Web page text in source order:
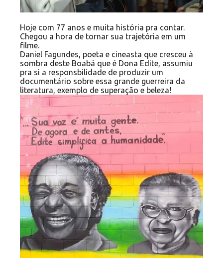
Hoje com 77 anos e muita história pra contar.
Chegou a hora de tornar sua trajetória em um
filme.
Daniel Fagundes, poeta e cineasta que cresceu à
sombra deste Boabá que é Dona Edite, assumiu
pra si a responsbilidade de produzir um
documentário sobre essa grande guerreira da
literatura, exemplo de superação e beleza!